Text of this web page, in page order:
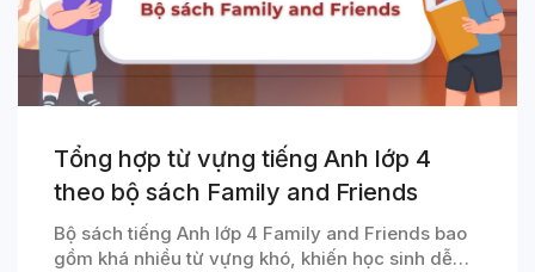
Tổng hợp từ vựng tiếng Anh lớp 4
theo bộ sách Family and Friends
Bộ sách tiếng Anh lớp 4 Family and Friends bao
gồm khá nhiều từ vựng khó, khiến học sinh dễ…